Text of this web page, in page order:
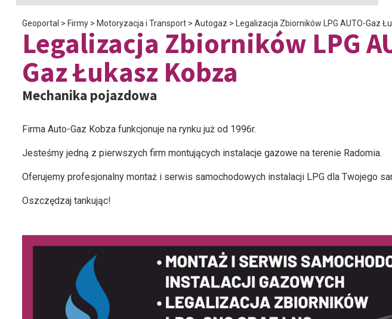
Geoportal > Firmy > Motoryzacja i Transport > Autogaz > Legalizacja Zbiorników LPG AUTO-Gaz
Legalizacja Zbiorników LPG
Gaz Łukasz Kobza
Mechanika pojazdowa
Firma Auto-Gaz Kobza funkcjonuje na rynku już od 1996r.
Jesteśmy jedną z pierwszych firm montujących instalacje gazowe na terenie Radomia.
Oferujemy profesjonalny montaż i serwis samochodowych instalacji LPG dla Twojego
Oszczędzaj tankując!